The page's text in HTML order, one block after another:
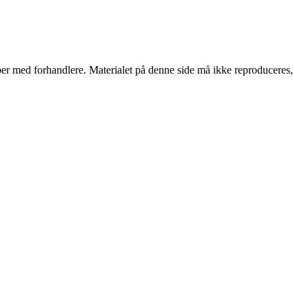
med forhandlere. Materialet på denne side må ikke reproduceres,